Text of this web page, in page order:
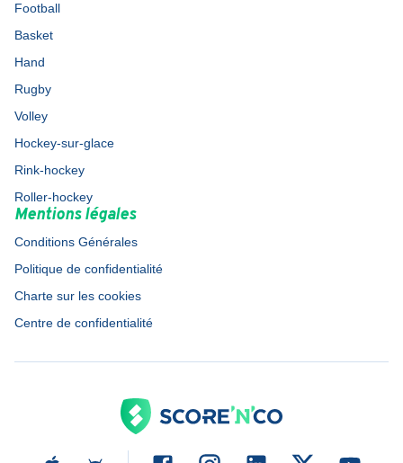
Football
Basket
Hand
Rugby
Volley
Hockey-sur-glace
Rink-hockey
Roller-hockey
Mentions légales
Conditions Générales
Politique de confidentialité
Charte sur les cookies
Centre de confidentialité